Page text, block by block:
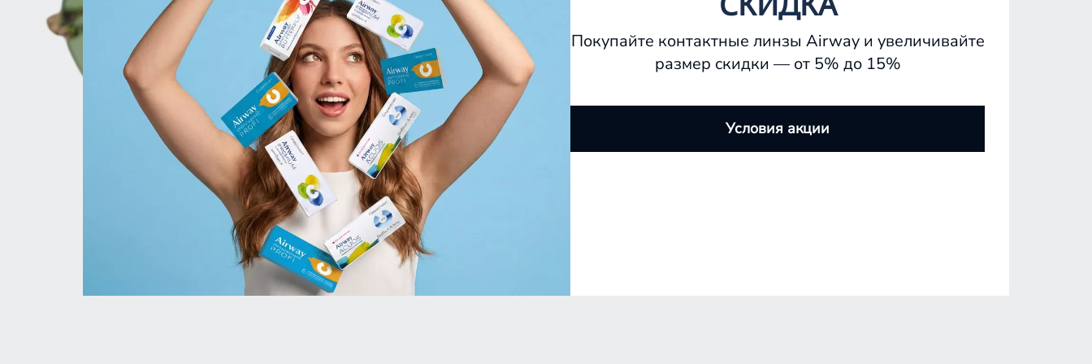
Покупайте контактные линзы Airway и увеличивайте
размер скидки — от 5% до 15%
Условия акции